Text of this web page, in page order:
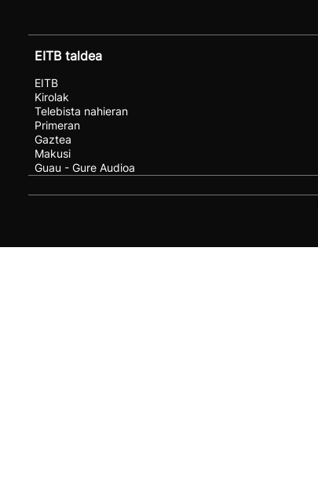
EITB taldea
EITB
Kirolak
Telebista nahieran
Primeran
Gaztea
Makusi
Guau - Gure Audioa